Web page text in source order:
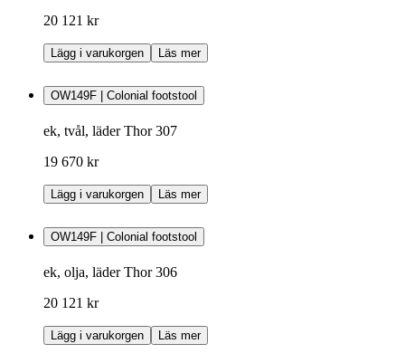
20 121 kr
Lägg i varukorgen Läs mer
OW149F | Colonial footstool
ek, tvål, läder Thor 307
19 670 kr
Lägg i varukorgen Läs mer
OW149F | Colonial footstool
ek, olja, läder Thor 306
20 121 kr
Lägg i varukorgen Läs mer